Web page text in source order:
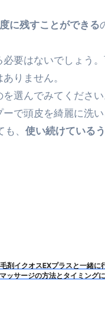
コレ！
#アーモンド #ダ
――そのすべての起点
ングPC・高性能BTO
成する「究極のスマ
に残すことができる
要はないでしょう
りません。
選んでみてください
で頭皮を綺麗に洗
、 使い続けている
剤イクオスEXプラスと一緒に
ッサージの方法とタイミング